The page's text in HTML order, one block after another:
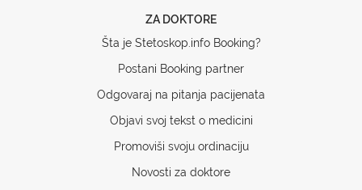
ZA DOKTORE
Šta je Stetoskop.info Booking?
Postani Booking partner
Odgovaraj na pitanja pacijenata
Objavi svoj tekst o medicini
Promoviši svoju ordinaciju
Novosti za doktore